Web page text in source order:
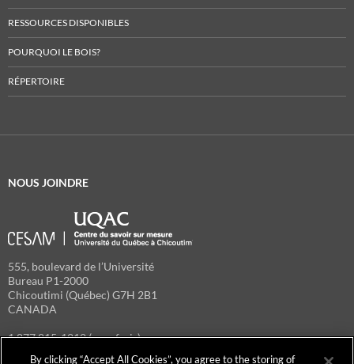
RESSOURCES DISPONIBLES
POURQUOI LE BOIS?
RÉPERTOIRE
NOUS JOINDRE
555, boulevard de l’Université
Bureau P1-2000
Chicoutimi (Québec) G7H 2B1
CANADA
1 877 815-1212 (sans frais)
By clicking “Accept All Cookies”, you agree to the storing of